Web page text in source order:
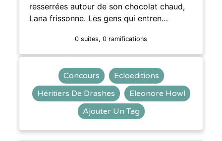
resserrées autour de son chocolat chaud,
Lana frissonne. Les gens qui entren…
0 suites, 0 ramifications
Concours
Ecloeditions
Héritiers De Drashes
Eleonore Howl
Ajouter Un Tag